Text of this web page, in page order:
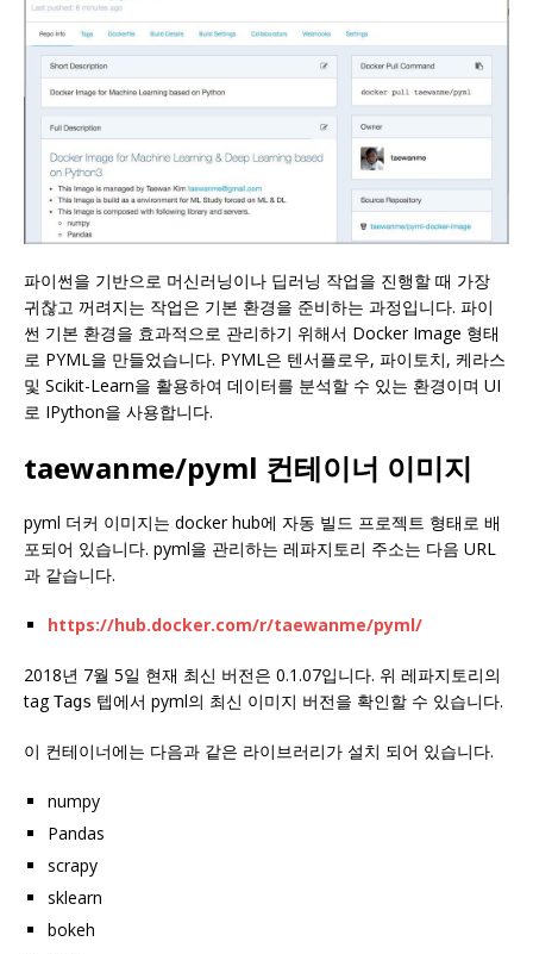
BOOK
파이썬을 기반으로 머신러닝이나 딥러닝 작업을 진행할 때 가장
귀찮고 꺼려지는 작업은 기본 환경을 준비하는 과정입니다. 파이
썬 기본 환경을 효과적으로 관리하기 위해서 Docker Image 형태
로 PYML을 만들었습니다. PYML은 텐서플로우, 파이토치, 케라스
및 Scikit-Learn을 활용하여 데이터를 분석할 수 있는 환경이며 UI
로 IPython을 사용합니다.
taewanme/pyml 컨테이너 이미지
pyml 더커 이미지는 docker hub에 자동 빌드 프로젝트 형태로 배
포되어 있습니다. pyml을 관리하는 레파지토리 주소는 다음 URL
과 같습니다.
https://hub.docker.com/r/taewanme/pyml/
2018년 7월 5일 현재 최신 버전은 0.1.07입니다. 위 레파지토리의
tagTags 텝에서 pyml의 최신 이미지 버전을 확인할 수 있습니다.
이 컨테이너에는 다음과 같은 라이브러리가 설치 되어 있습니다.
numpy
Pandas
scrapy
sklearn
bokeh